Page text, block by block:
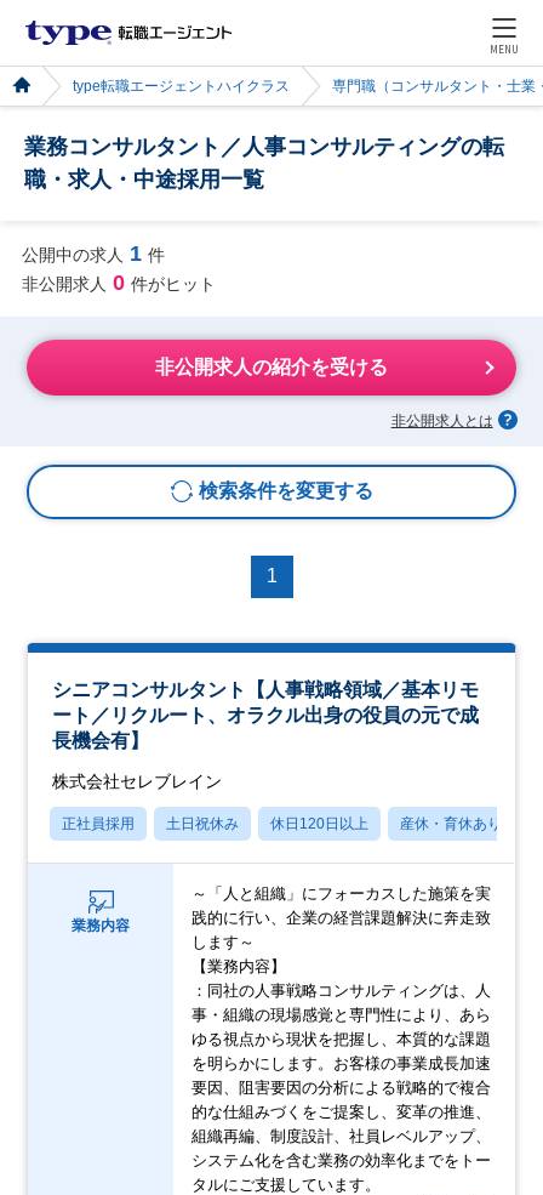
MENU
type転職エージェントハイクラス 専門職（コンサルタント・士業
業務コンサルタント／人事コンサルティングの転
職・求人・中途採用一覧
公開中の求人 1 件
非公開求人 0 件がヒット
非公開求人の紹介を受ける
非公開求人とは
検索条件を変更する
1
シニアコンサルタント【人事戦略領域／基本リモ
ート／リクルート、オラクル出身の役員の元で成
長機会有】
株式会社セレブレイン
正社員採用 土日祝休み 休日120日以上 産休・育休あり
業務内容
～「人と組織」にフォーカスした施策を実
践的に行い、企業の経営課題解決に奔走致
します～
【業務内容】
：同社の⼈事戦略コンサルティングは、⼈
事・組織の現場感覚と専⾨性により、あら
ゆる視点から現状を把握し、本質的な課題
を明らかにします。お客様の事業成⻑加速
要因、阻害要因の分析による戦略的で複合
的な仕組みづくをご提案し、変⾰の推進、
組織再編、制度設計、社員レベルアップ、
システム化を含む業務の効率化までをトー
タルにご⽀援しています。